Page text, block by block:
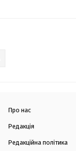
Про нас
Редакція
Редакційна політика